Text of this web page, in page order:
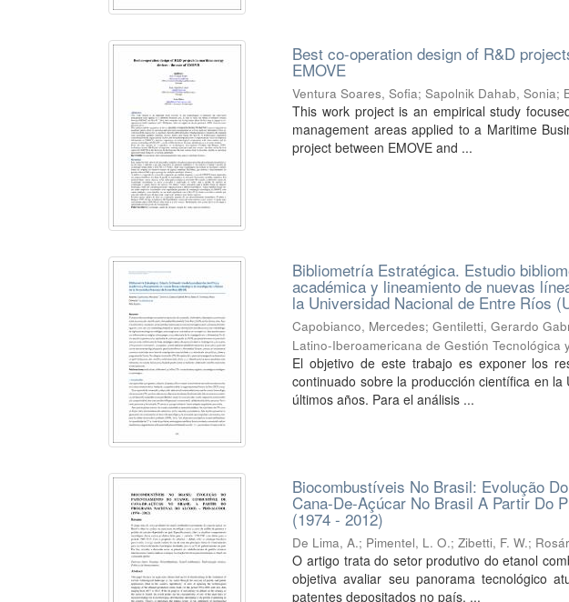
Best co-operation design of R&D
EMOVE
Ventura Soares, Sofia;Sapolnik Dahab, Sonia;
This work project is an empirical study
management areas applied to a Maritime
project between EMOVE and ...
Bibliometría Estratégica. Estudio
académica y lineamiento de nuevas
la Universidad Nacional de Entre Ríos
Capobianco, Mercedes;Gentiletti, Gerardo
Latino-Iberoamericana de Gestión Tecnológica
El objetivo de este trabajo es exponer los
continuado sobre la producción científica en
últimos años. Para el análisis ...
Biocombustíveis No Brasil: Evolução
Cana-De-Açúcar No Brasil A Partir Do
(1974 - 2012)
De Lima, A.; Pimentel, L. O.;Zibetti, F. W.;
O artigo trata do setor produtivo do etanol
objetiva avaliar seu panorama tecnológico
patentes depositados no país. ...